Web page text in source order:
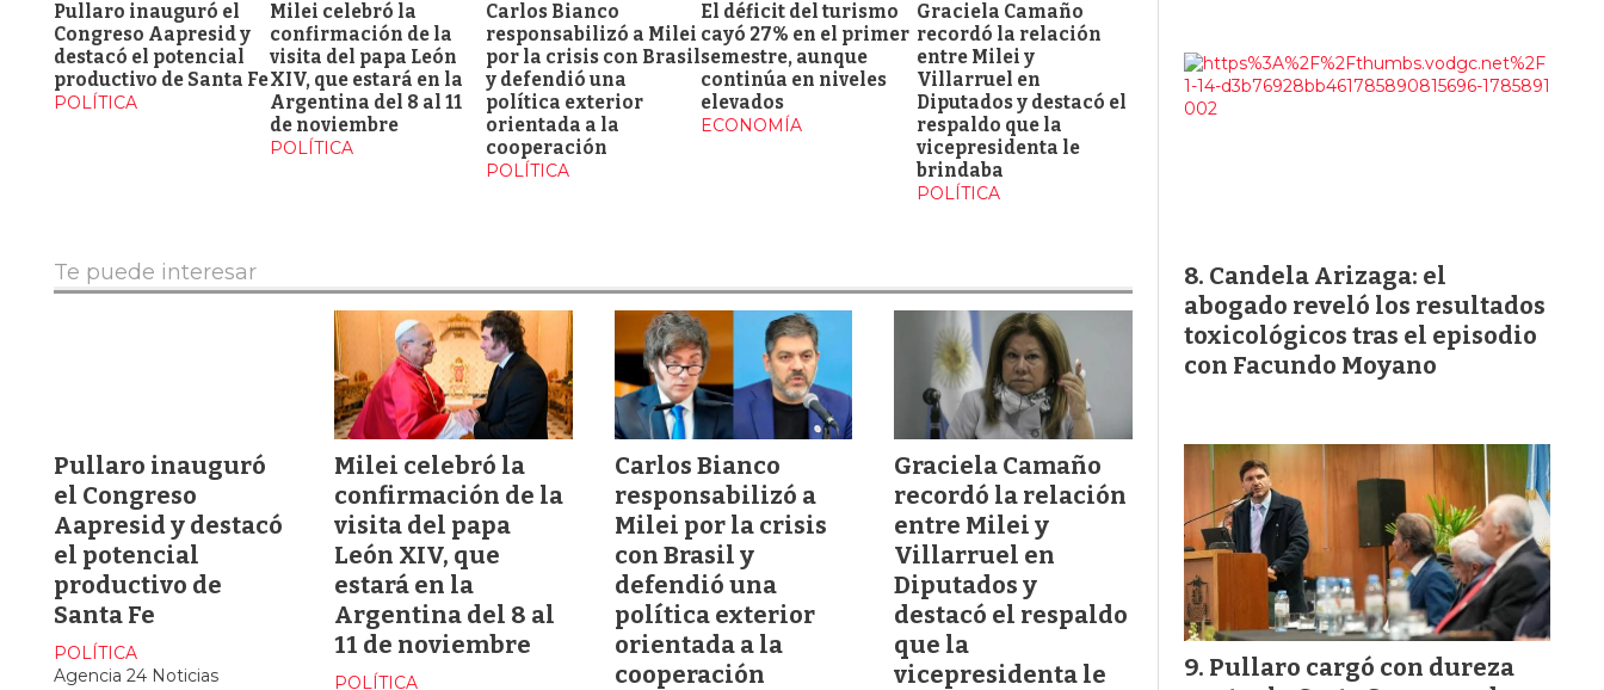
Pullaro inauguró el
Congreso Aapresid y
destacó el potencial
productivo de Santa Fe
POLÍTICA
Milei celebró la
confirmación de la
visita del papa León
XIV, que estará en la
Argentina del 8 al 11
de noviembre
POLÍTICA
Carlos Bianco
responsabilizó a Milei
por la crisis con Brasil
y defendió una
política exterior
orientada a la
cooperación
POLÍTICA
El déficit del turismo
cayó 27% en el primer
semestre, aunque
continúa en niveles
elevados
ECONOMÍA
Graciela Camaño
recordó la relación
entre Milei y
Villarruel en
Diputados y destacó el
respaldo que la
vicepresidenta le
brindaba
POLÍTICA
Te puede interesar
Pullaro inauguró
el Congreso
Aapresid y destacó
el potencial
productivo de
Santa Fe
Agencia 24 Noticias
POLÍTICA
Milei celebró la
confirmación de la
visita del papa
León XIV, que
estará en la
Argentina del 8 al
11 de noviembre
POLÍTICA
Carlos Bianco
responsabilizó a
Milei por la crisis
con Brasil y
defendió una
política exterior
orientada a la
cooperación
Graciela Camaño
recordó la relación
entre Milei y
Villarruel en
Diputados y
destacó el respaldo
que la
vicepresidenta le
Candela Arizaga: el
abogado reveló los resultados
toxicológicos tras el episodio
con Facundo Moyano
Pullaro cargó con dureza